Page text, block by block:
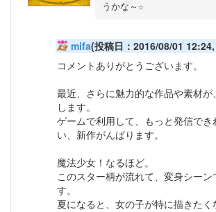
mifa(投稿日：2016/08/01 12:24,
コメントありがとうございます。
最近、さらに魅力的な作品や素材
します。
ゲームで利用して、もっと発信でき
い、新作がんばります。
魔法少女！なるほど。
このスター柄が流れて、変身シーン
す。
夏になると、女の子が特に描きたく